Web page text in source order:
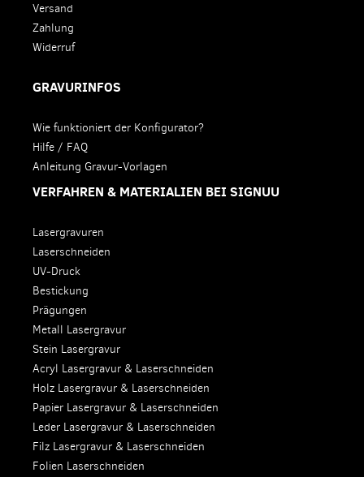
Versand
Zahlung
Widerruf
GRAVURINFOS
Wie funktioniert der Konfigurator?
Hilfe / FAQ
Anleitung Gravur-Vorlagen
VERFAHREN & MATERIALIEN BEI SIGNUU
Lasergravuren
Laserschneiden
UV-Druck
Bestickung
Prägungen
Metall Lasergravur
Stein Lasergravur
Acryl Lasergravur & Laserschneiden
Holz Lasergravur & Laserschneiden
Papier Lasergravur & Laserschneiden
Leder Lasergravur & Laserschneiden
Filz Lasergravur & Laserschneiden
Folien Laserschneiden